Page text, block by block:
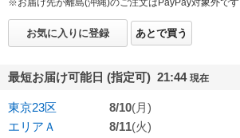
※お届け先が離島(沖縄)のご注文はPayPay対象外です
お気に入りに登録 あとで買う
最短お届け可能日 (指定可) 21:44 現在
東京23区 8/10(月)
エリアＡ
8/11(火)